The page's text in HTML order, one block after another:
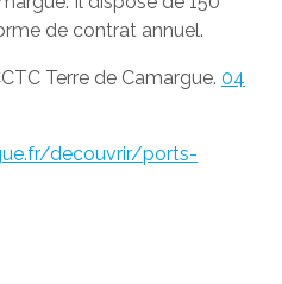
de contrat annuel.
Terre de Camargue. 04
decouvrir/ports-